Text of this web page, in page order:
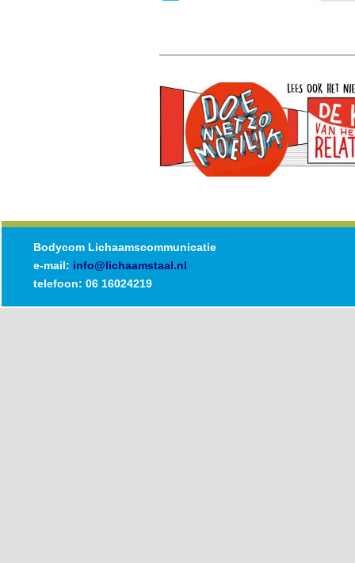
Bodycom Lichaamscommunicatie
e-mail: info@lichaamstaal.nl
telefoon: 06 16024219